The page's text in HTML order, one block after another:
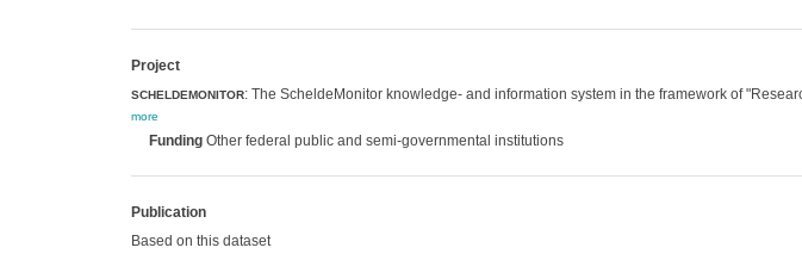
Project
SCHELDEMONITOR: The ScheldeMonitor knowledge- and information system in the framework of
more
FundingOther federal public and semi-governmental institutions
Publication
Based on this dataset